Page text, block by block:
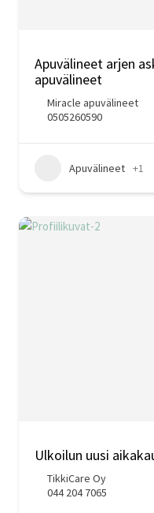
Apuvälineet arjen
apuvälineet
Miracle apuvälineet
0505260590
Apuvälineet +1
Ulkoilun uusi
TikkiCare Oy
044 204 7065